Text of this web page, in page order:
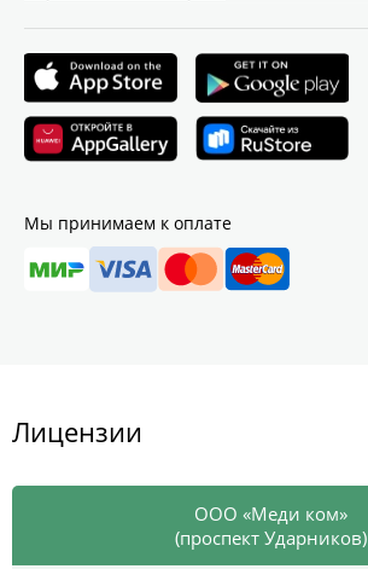
Мы принимаем к оплате
Лицензии
ООО «Меди ком»
(проспект Ударников)